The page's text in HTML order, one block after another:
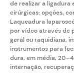
de realizar a ligadura
cirúrgicas: opções,
Laqueadura
por vídeo através de
geral ou raquidiana,
instrumentos para
dura, em média,
internação,